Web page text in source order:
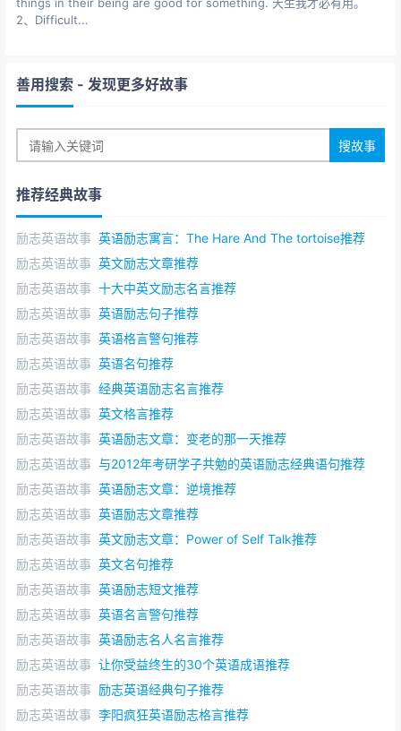
莱尔
Do not know how high the sky is until one climbs up
earth is until one comes to the deep river.(Xun Kuang
China)
不登高山，不知天之高也；不临深溪，不知天之厚也。
There is only one success--- to be able to spend your
life in your own way. --Morley
只有一种成功，那就是能够用自己的方式度过自己的一
生。 --莫利
Try not to become a man of success but rather try to
become a man of value. ( A. Einstein )
不要为成功而努力，要为作一个有价值的人而努力。（爱
因斯坦）
The reasonable man adapts himself to the world; the
unreasonable one persists in trying to adapt the world
to himself. ( Bernard Shaw )
明白事理的人使自己适应世界；不明事理的人想使世界适
应自己。（萧伯钠）
When I was young, I admired clever people. Now that
I am old, I admire kind people. ( A. J. Heschel )
少时喜欢聪明人，老来喜欢仁厚人。（赫歇尔）
The failures and reverses which await men - and one
after another sadden the brow of youth - add a
dignity to the prospect of human life, which no
Arcadian success would do. -- Henry David Thoreau
2、Difficult...
善用搜索 - 发现更多好故事
推荐经典故事
励志英语故事 英语励志寓言：The Hare And The tortoise推荐
励志英语故事 英文励志文章推荐
励志英语故事 十大中英文励志名言推荐
励志英语故事 英语励志句子推荐
励志英语故事 英语格言警句推荐
励志英语故事 英语名句推荐
励志英语故事 经典英语励志名言推荐
励志英语故事 英文格言推荐
励志英语故事 英语励志文章：变老的那一天推荐
励志英语故事 与2012年考研学子共勉的英语励志经典语句推荐
励志英语故事 英语励志文章：逆境推荐
励志英语故事 英语励志文章推荐
励志英语故事 英文励志文章：Power of Self Talk推荐
励志英语故事 英文名句推荐
励志英语故事 英语励志短文推荐
励志英语故事 英语名言警句推荐
励志英语故事 英语励志名人名言推荐
励志英语故事 让你受益终生的30个英语成语推荐
励志英语故事 励志英语经典句子推荐
励志英语故事 李阳疯狂英语励志格言推荐